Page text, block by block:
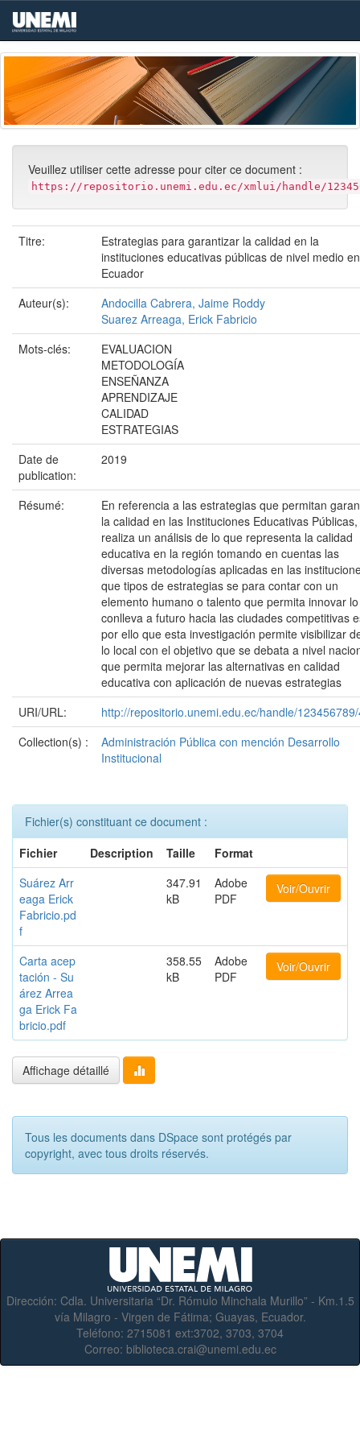
Skip
navigation
Veuillez utiliser cette adresse pour citer ce document :
https://repositorio.unemi.edu.ec/xmlui/handle/
Titre:
Estrategias para garantizar la calidad en la
instituciones educativas públicas de nivel medio
Ecuador
Auteur(s):
Andocilla Cabrera, Jaime Roddy
Suarez Arreaga, Erick Fabricio
Mots-clés:
EVALUACION
METODOLOGÍA
ENSEÑANZA
APRENDIZAJE
CALIDAD
ESTRATEGIAS
Date de
publication:
2019
Résumé:
En referencia a las estrategias que permitan
la calidad en las Instituciones Educativas
realiza un análisis de lo que representa la calidad
educativa en la región tomando en cuentas las
diversas metodologías aplicadas en las
que tipos de estrategias se para contar con un
elemento humano o talento que permita innovar
conlleva a futuro hacia las ciudades competitivas
por ello que esta investigación permite visibilizar
lo local con el objetivo que se debata a nivel
que permita mejorar las alternativas en calidad
educativa con aplicación de nuevas estrategias
URI/URL:
http://repositorio.unemi.edu.ec/handle/
Collection(s) :
Administración Pública con mención Desarrollo
Institucional
Fichier(s) constituant ce document :
Fichier
Description Taille
Format
Suárez Arr
eaga Erick
Fabricio.pd
f
347.91
kB
Adobe
PDF
Voir/Ouvrir
Carta acep
tación - Su
árez Arrea
ga Erick Fa
bricio.pdf
358.55
kB
Adobe
PDF
Voir/Ouvrir
Affichage détaillé
Tous les documents dans DSpace sont protégés par
copyright, avec tous droits réservés.
Dirección: Cdla. Universitaria “Dr. Rómulo Minchala Murillo” - Km.1.5
vía Milagro - Virgen de Fátima; Guayas, Ecuador.
Teléfono: 2715081 ext:3702, 3703, 3704
Correo: biblioteca.crai@unemi.edu.ec